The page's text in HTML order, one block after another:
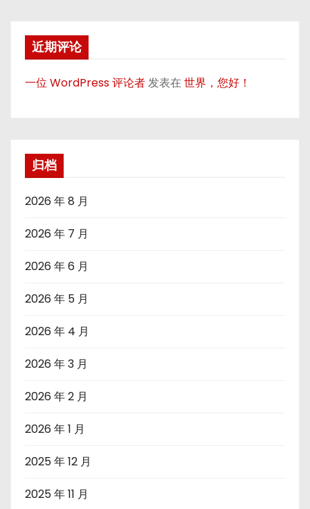
近期评论
一位 WordPress 评论者发表在世界，您好！
归档
2026 年 8 月
2026 年 7 月
2026 年 6 月
2026 年 5 月
2026 年 4 月
2026 年 3 月
2026 年 2 月
2026 年 1 月
2025 年 12 月
2025 年 11 月